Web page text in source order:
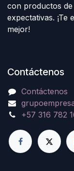
con productos
expectativas.
mejor!
Contáctenos
Contáctenos
+57 316 782